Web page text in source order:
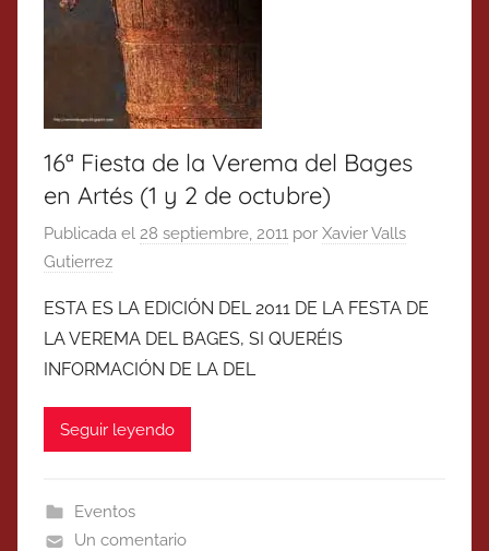
16ª Fiesta de la Verema del Bages
en Artés (1 y 2 de octubre)
Publicada el 28 septiembre, 2011 por Xavier Valls
Gutierrez
ESTA ES LA EDICIÓN DEL 2011 DE LA FESTA DE
LA VEREMA DEL BAGES, SI QUERÉIS
INFORMACIÓN DE LA DEL
Seguir leyendo
Eventos
Un comentario